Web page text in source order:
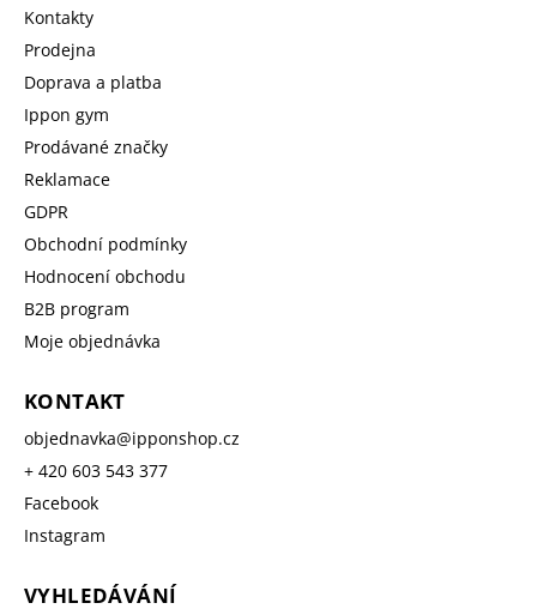
Kontakty
Prodejna
Doprava a platba
Ippon gym
Prodávané značky
Reklamace
GDPR
Obchodní podmínky
Hodnocení obchodu
B2B program
Moje objednávka
KONTAKT
objednavka@ipponshop.cz
+ 420 603 543 377
Facebook
Instagram
VYHLEDÁVÁNÍ